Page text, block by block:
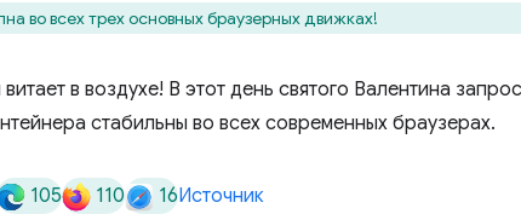
во всех трех основных браузерных движках!
в воздухе! В этот день святого Валентина
стабильны во всех современных браузерах.
105 110 16Источник